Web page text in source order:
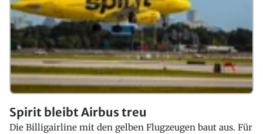
Spirit bleibt Airbus treu
Die Billigairline mit den gelben Flugzeugen baut aus. Für